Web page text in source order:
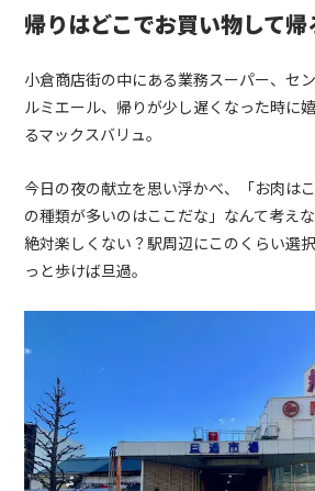
帰りはどこでお買い物して帰
小倉商店街の中にある業務スーパー、セ
ルミエール、帰りが少し遅くなった時に
るマックスバリュ。
今日の夜の献立を思い浮かべ、「お肉は
の種類が多いのはここだな」なんて考え
絶対楽しくない？駅周辺にこのくらい選
っと歩けば旦過。